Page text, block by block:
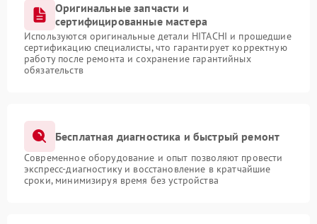
Оригинальные запчасти и
сертифицированные мастера
Используются оригинальные детали HITACHI и прошедшие
сертификацию специалисты, что гарантирует корректную
работу после ремонта и сохранение гарантийных
обязательств
Бесплатная диагностика и быстрый ремонт
Современное оборудование и опыт позволяют провести
экспресс-диагностику и восстановление в кратчайшие
сроки, минимизируя время без устройства